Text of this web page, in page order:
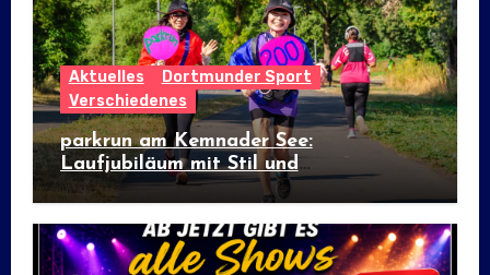
Aktuelles
Dortmunder Sport
Verschiedenes
parkrun am Kemnader See:
Laufjubiläum mit Stil und
internationalem Flair